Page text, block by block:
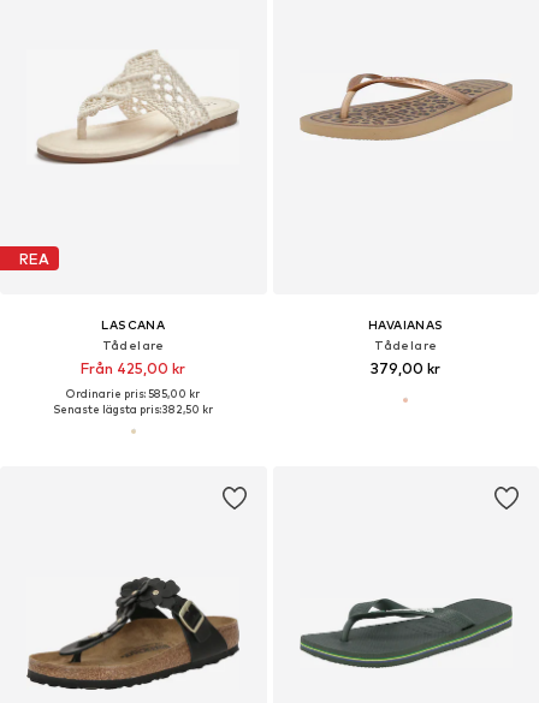
REA
LASCANA
Tådelare
Från 425,00 kr
Ordinarie pris: 585,00 kr
Senaste lägsta pris:382,50 kr
HAVAIANAS
Tådelare
379,00 kr